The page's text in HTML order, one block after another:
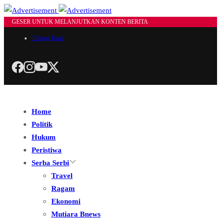
GESER UNTUK MELANJUTKAN KONTEN BERITA
Tentang Kami
Home
Politik
Hukum
Peristiwa
Serba Serbi
Travel
Ragam
Ekonomi
Mutiara Bnews